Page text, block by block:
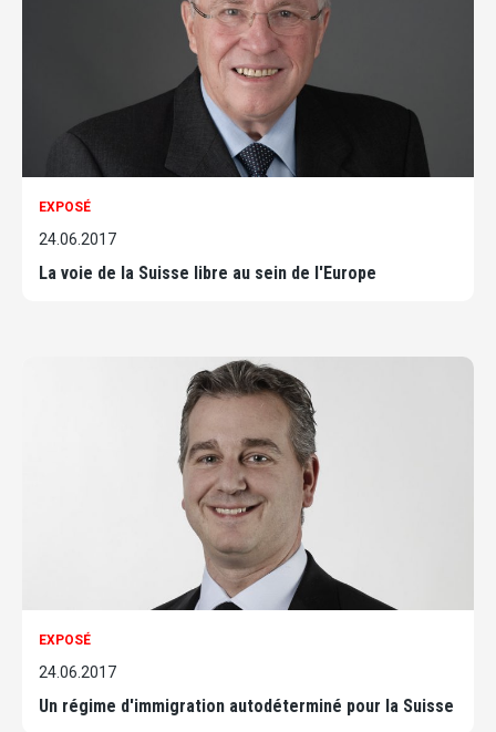
EXPOSÉ
24.06.2017
La voie de la Suisse libre au sein de l'Europe
EXPOSÉ
24.06.2017
Un régime d'immigration autodéterminé pour la Suisse